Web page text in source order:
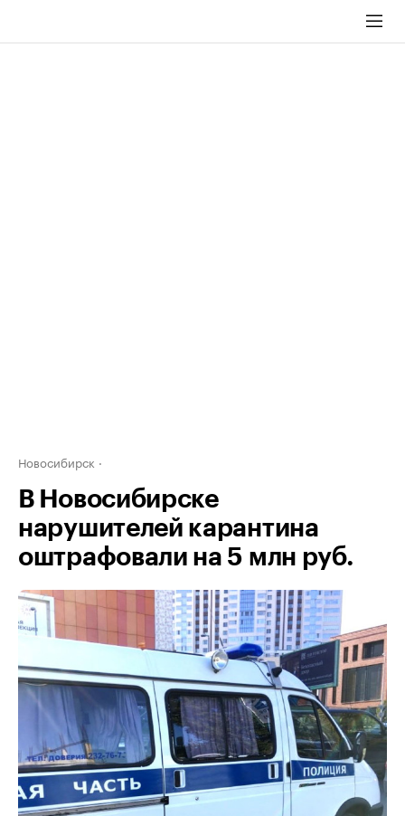
Новосибирск
В Новосибирске
нарушителей карантина
оштрафовали на 5 млн руб.